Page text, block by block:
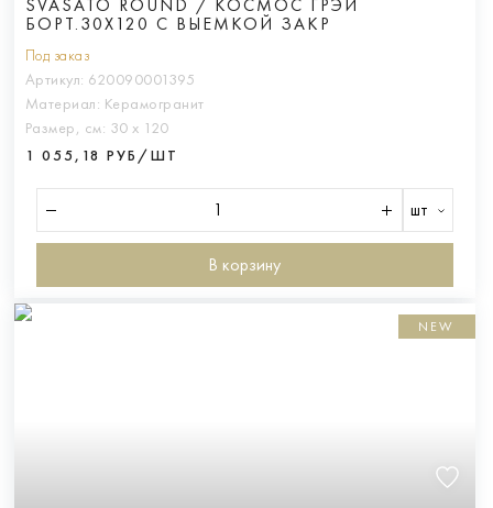
SVASATO ROUND / КОСМОС ГРЭЙ
БОРТ.30X120 С ВЫЕМКОЙ ЗАКР
Под заказ
Артикул: 620090001395
Материал: Керамогранит
Размер, см: 30 х 120
1 055,18 РУБ/ШТ
шт
В корзину
NEW